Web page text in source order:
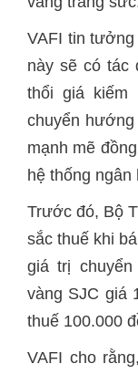
VAFI tin
này sẽ có tác
thổi giá kiếm
chuyển
mạnh mẽ
hệ thống ngân
Trước đó, Bộ
sắc thuế khi
giá trị
vàng SJC giá
thuế 100.000
VAFI cho